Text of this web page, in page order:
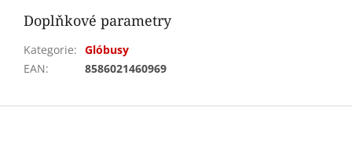
Doplňkové parametry
Kategorie: Glóbusy
EAN: 8586021460969
Z